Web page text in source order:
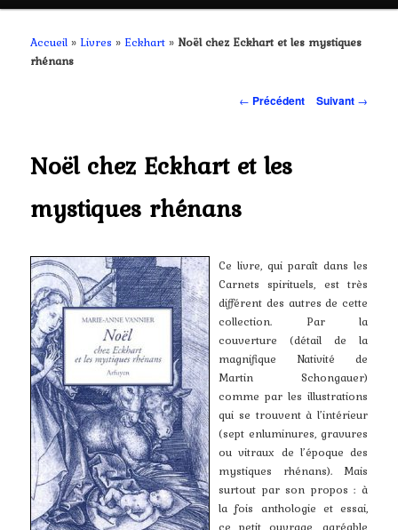
contenu
Accueil » Livres » Eckhart »Noël chez Eckhart et les mystiques
rhénans
Navigation
← Précédent Suivant →
Noël chez Eckhart et les
mystiques rhénans
Ce livre, qui paraît dans les
Carnets spirituels, est très
différent des autres de cette
collection. Par la
couverture (détail de la
magnifique Nativité de
Martin Schongauer)
comme par les illustrations
qui se trouvent à l’intérieur
(sept enluminures, gravures
ou vitraux de l’époque des
mystiques rhénans). Mais
surtout par son propos : à
la fois anthologie et essai,